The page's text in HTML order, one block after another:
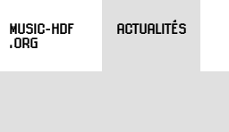
MUSIC-HDF
.ORG
ACTUALITÉS